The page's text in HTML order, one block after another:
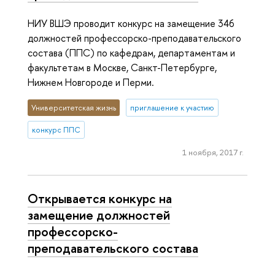
НИУ ВШЭ проводит конкурс на замещение 346
должностей профессорско-преподавательского
состава (ППС) по кафедрам, департаментам и
факультетам в Москве, Санкт-Петербурге,
Нижнем Новгороде и Перми.
Университетская жизнь приглашение к участию
конкурс ППС
1 ноября, 2017 г.
Открывается конкурс на
замещение должностей
профессорско-
преподавательского состава